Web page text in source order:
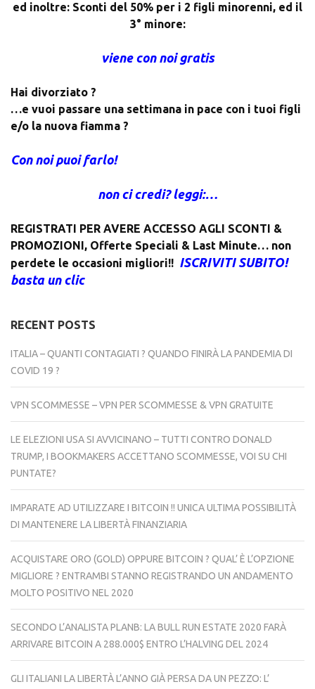
ed inoltre: Sconti del 50% per i 2 figli minorenni, ed il
3° minore:
viene con noi gratis
Hai divorziato ?
…e vuoi passare una settimana in pace con i tuoi figli
e/o la nuova fiamma ?
Con noi puoi farlo!
non ci credi? leggi:…
REGISTRATI PER AVERE ACCESSO AGLI SCONTI &
PROMOZIONI, Offerte Speciali & Last Minute… non
perdete le occasioni migliori!! ISCRIVITI SUBITO!
basta un clic
RECENT POSTS
ITALIA – QUANTI CONTAGIATI ? QUANDO FINIRÀ LA PANDEMIA DI
COVID 19 ?
VPN SCOMMESSE – VPN PER SCOMMESSE & VPN GRATUITE
LE ELEZIONI USA SI AVVICINANO – TUTTI CONTRO DONALD
TRUMP, I BOOKMAKERS ACCETTANO SCOMMESSE, VOI SU CHI
PUNTATE?
IMPARATE AD UTILIZZARE I BITCOIN !! UNICA ULTIMA POSSIBILITÀ
DI MANTENERE LA LIBERTÀ FINANZIARIA
ACQUISTARE ORO (GOLD) OPPURE BITCOIN ? QUAL’ È L’OPZIONE
MIGLIORE ? ENTRAMBI STANNO REGISTRANDO UN ANDAMENTO
MOLTO POSITIVO NEL 2020
SECONDO L’ANALISTA PLANB: LA BULL RUN ESTATE 2020 FARÀ
ARRIVARE BITCOIN A 288.000$ ENTRO L’HALVING DEL 2024
GLI ITALIANI LA LIBERTÀ L’ANNO GIÀ PERSA DA UN PEZZO: L’